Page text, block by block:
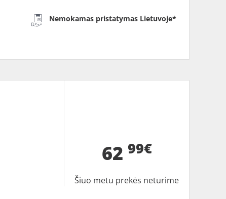
Nemokamas pristatymas Lietuvoje*
62 99€
Šiuo metu prekės neturime